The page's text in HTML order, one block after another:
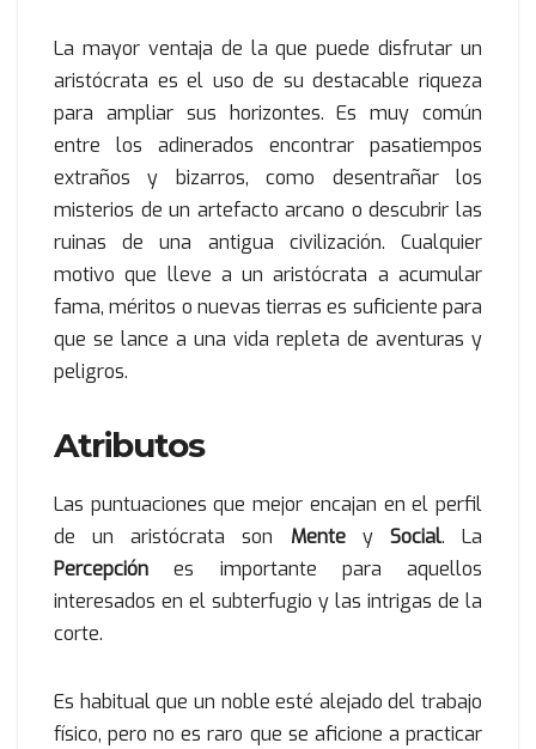
La mayor ventaja de la que puede disfrutar un
aristócrata es el uso de su destacable riqueza
para ampliar sus horizontes. Es muy común
entre los adinerados encontrar pasatiempos
extraños y bizarros, como desentrañar los
misterios de un artefacto arcano o descubrir las
ruinas de una antigua civilización. Cualquier
motivo que lleve a un aristócrata a acumular
fama, méritos o nuevas tierras es suficiente para
que se lance a una vida repleta de aventuras y
peligros.
Atributos
Las puntuaciones que mejor encajan en el perfil
de un aristócrata son Mentey Social. La
Percepción es importante para aquellos
interesados en el subterfugio y las intrigas de la
corte.
Es habitual que un noble esté alejado del trabajo
físico, pero no es raro que se aficione a practicar